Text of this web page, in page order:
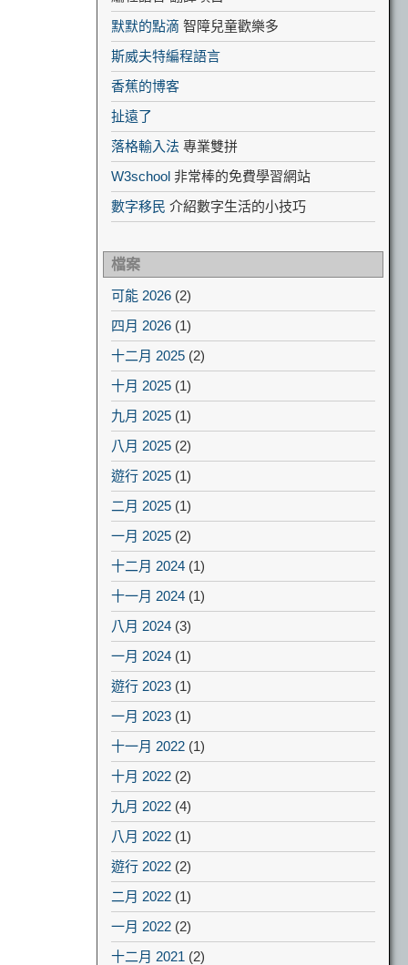
默默的點滴 智障兒童歡樂多
斯威夫特編程語言
香蕉的博客
扯遠了
落格輸入法 專業雙拼
W3school 非常棒的免費學習網站
數字移民 介紹數字生活的小技巧
檔案
可能 2026 (2)
四月 2026 (1)
十二月 2025 (2)
十月 2025 (1)
九月 2025 (1)
八月 2025 (2)
遊行 2025 (1)
二月 2025 (1)
一月 2025 (2)
十二月 2024 (1)
十一月 2024 (1)
八月 2024 (3)
一月 2024 (1)
遊行 2023 (1)
一月 2023 (1)
十一月 2022 (1)
十月 2022 (2)
九月 2022 (4)
八月 2022 (1)
遊行 2022 (2)
二月 2022 (1)
一月 2022 (2)
十二月 2021 (2)